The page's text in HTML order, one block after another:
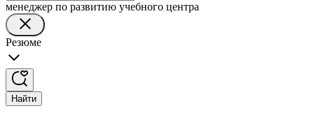
менеджер по развитию учебного центра
Резюме
Найти